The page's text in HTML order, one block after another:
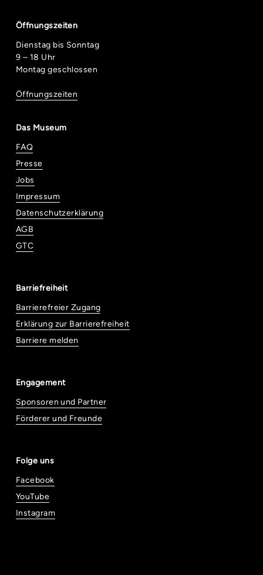
Öffnungszeiten
Dienstag bis Sonntag
9 – 18 Uhr
Montag geschlossen
Öffnungszeiten
Das Museum
FAQ
Presse
Jobs
Impressum
Datenschutzerklärung
AGB
GTC
Barriefreiheit
Barrierefreier Zugang
Erklärung zur Barrierefreiheit
Barriere melden
Engagement
Sponsoren und Partner
Förderer und Freunde
Folge uns
Facebook
YouTube
Instagram